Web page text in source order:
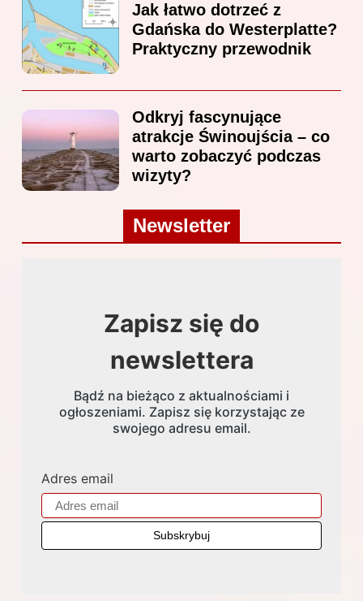
Jak łatwo dotrzeć z
Gdańska do Westerplatte?
Praktyczny przewodnik
Odkryj fascynujące
atrakcje Świnoujścia – co
warto zobaczyć podczas
wizyty?
Newsletter
Zapisz się do
newslettera
Bądź na bieżąco z aktualnościami i
ogłoszeniami. Zapisz się korzystając ze
swojego adresu email.
Adres email